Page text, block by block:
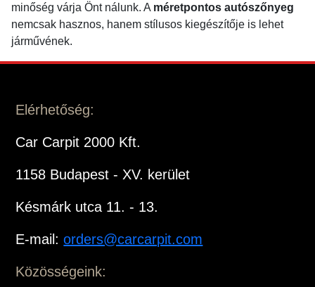
minőség várja Önt nálunk. A méretpontos autószőnyeg
nemcsak hasznos, hanem stílusos kiegészítője is lehet
járművének.
Elérhetőség:
Car Carpit 2000 Kft.
1158 Budapest - XV. kerület
Késmárk utca 11. - 13.
E-mail:orders@carcarpit.com
Közösségeink: